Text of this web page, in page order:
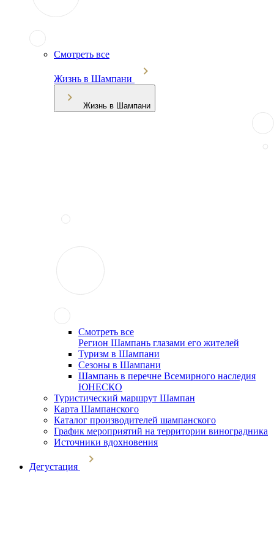
Смотреть все
Жизнь в Шампани
Жизнь в Шампани
Смотреть все
Регион Шампань глазами его жителей
Туризм в Шампани
Сезоны в Шампани
Шампань в перечне Всемирного наследия
ЮНЕСКО
Туристический маршрут Шампан
Карта Шампанского
Каталог производителей шампанского
График мероприятий на территории виноградника
Источники вдохновения
Дегустация